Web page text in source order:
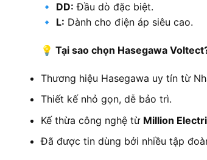
🔹 DD: Đầu dò đặc biệt.
🔹 L: Dành cho điện áp siêu cao.
💡 Tại sao chọn Hasegawa
Thương hiệu Hasegawa uy tín từ
Thiết kế nhỏ gọn, dễ bảo trì.
Kế thừa công nghệ từ Million
Đã được tin dùng bởi nhiều tập